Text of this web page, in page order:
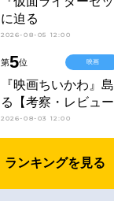
に迫る
2026-08-05 12:00
第5位
『映画ちいかわ』
る【考察・レビュー
2026-08-03 12:00
映画
ランキングを見る